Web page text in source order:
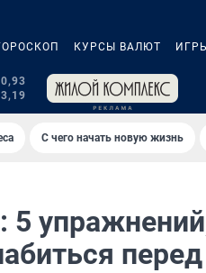
КУРСЫ ВАЛЮТ
С чего начать новую жизнь
5
перед